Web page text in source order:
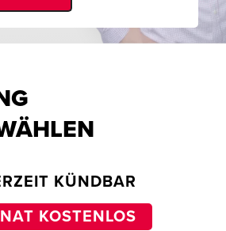
KÜNDBAR
KOSTENLOS